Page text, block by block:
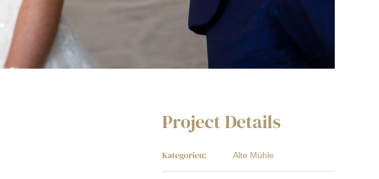
Project Details
Kategorien: Alte Mühle